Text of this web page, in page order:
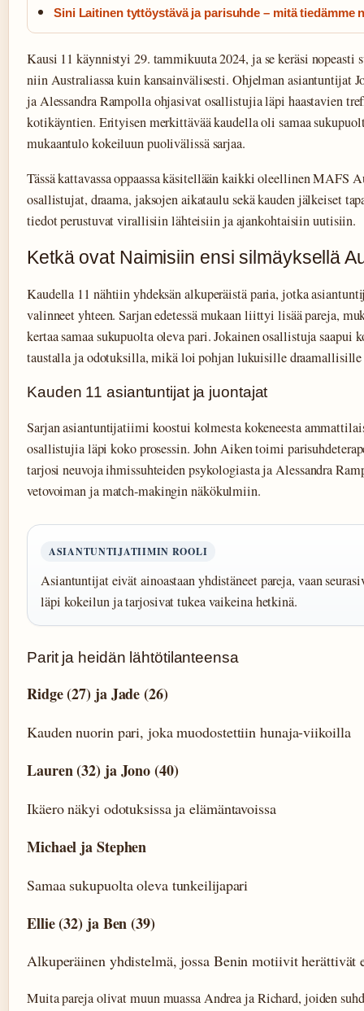
Sini Laitinen tyttöystävä ja parisuhde – mitä tiedämme
Kausi 11 käynnistyi 29. tammikuuta 2024, ja se keräsi nopeasti
niin Australiassa kuin kansainvälisesti. Ohjelman asiantuntijat
ja Alessandra Rampolla ohjasivat osallistujia läpi haastavien
kotikäyntien. Erityisen merkittävää kaudella oli samaa
mukaantulo kokeiluun puolivälissä sarjaa.
Tässä kattavassa oppaassa käsitellään kaikki oleellinen MAFS
osallistujat, draama, jaksojen aikataulu sekä kauden jälkeiset
tiedot perustuvat virallisiin lähteisiin ja ajankohtaisiin uutisiin.
Ketkä ovat Naimisiin ensi silmäyksellä
Kaudella 11 nähtiin yhdeksän alkuperäistä paria, jotka
valinneet yhteen. Sarjan edetessä mukaan liittyi lisää pareja,
kertaa samaa sukupuolta oleva pari. Jokainen osallistuja saapui
taustalla ja odotuksilla, mikä loi pohjan lukuisille
Kauden 11 asiantuntijat ja juontajat
Sarjan asiantuntijatiimi koostui kolmesta kokeneesta
osallistujia läpi koko prosessin. John Aiken toimi
tarjosi neuvoja ihmissuhteiden psykologiasta ja Alessandra
vetovoiman ja match-makingin näkökulmiin.
ASIANTUNTIJATIIMIN ROOLI
Asiantuntijat eivät ainoastaan yhdistäneet pareja, vaan
läpi kokeilun ja tarjosivat tukea vaikeina hetkinä.
Parit ja heidän lähtötilanteensa
Ridge (27) ja Jade (26)
Kauden nuorin pari, joka muodostettiin hunaja-viikoilla
Lauren (32) ja Jono (40)
Ikäero näkyi odotuksissa ja elämäntavoissa
Michael ja Stephen
Samaa sukupuolta oleva tunkeilijapari
Ellie (32) ja Ben (39)
Alkuperäinen yhdistelmä, jossa Benin motiivit herättivät
Muita pareja olivat muun muassa Andrea ja Richard, joiden